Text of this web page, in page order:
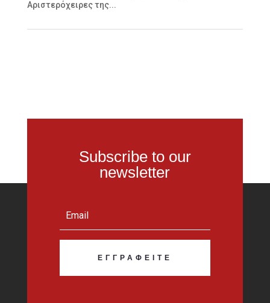
Αριστερόχειρες της...
Subscribe to our
newsletter
ΕΓΓΡΑΦΕΊΤΕ